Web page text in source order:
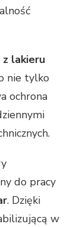
z lakieru
nie tylko
ochrona
do pracy
. Dzięki
w